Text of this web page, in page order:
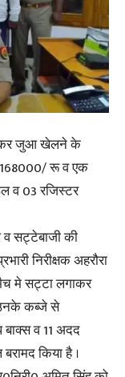
जुआ खेलने के
168000/ रू व एक
व 03 रजिस्टर
सट्टेबाजी की
निरीक्षक अहरौरा
मैच मे सट्टा लगाकर
कब्जे से
व 11 अदद
किया है ।